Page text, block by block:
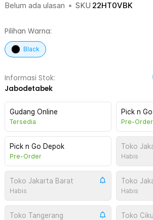
Belum ada ulasan • SKU 22HT0VBK
Pilihan Warna:
Black
Informasi Stok:
Jabodetabek
Gudang Online
Tersedia
Pick n
Pre-Order
Pick n Go Depok
Pre-Order
Toko
Habis
Toko Jakarta Barat
Habis
Toko
Habis
Toko Tangerang Toko